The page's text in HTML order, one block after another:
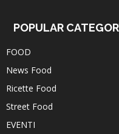
POPULAR
FOOD
News Food
Ricette Food
Street Food
EVENTI